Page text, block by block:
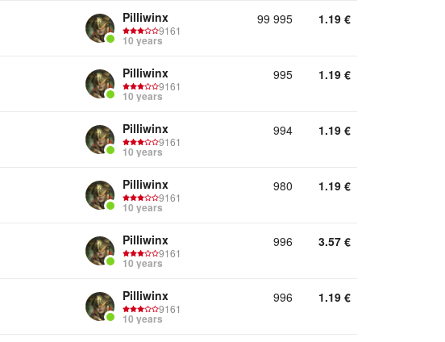
Pilliwinx
9161
10 years
99 995 1.19 €
Pilliwinx
9161
10 years
995 1.19 €
Pilliwinx
9161
10 years
994 1.19 €
Pilliwinx
9161
10 years
980 1.19 €
Pilliwinx
9161
10 years
996 3.57 €
Pilliwinx
9161
10 years
996 1.19 €